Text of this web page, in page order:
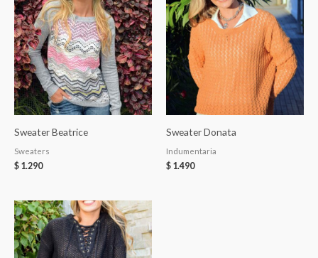
Sweater Beatrice
Sweaters
$ 1.290
Sweater Donata
Indumentaria
$ 1.490